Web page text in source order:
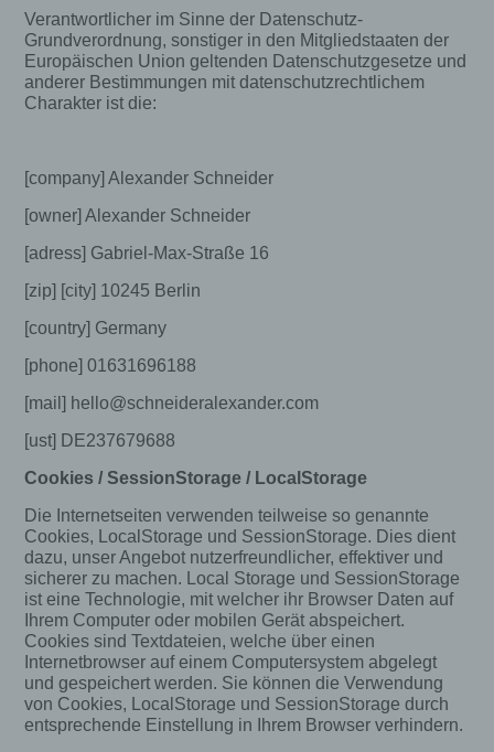
Verantwortlicher im Sinne der Datenschutz-
Grundverordnung, sonstiger in den Mitgliedstaaten der
Europäischen Union geltenden Datenschutzgesetze und
anderer Bestimmungen mit datenschutzrechtlichem
Charakter ist die:
[company] Alexander Schneider
[owner] Alexander Schneider
[adress] Gabriel-Max-Straße 16
[zip] [city] 10245 Berlin
[country] Germany
[phone] 01631696188
[mail] hello@schneideralexander.com
[ust] DE237679688
Cookies / SessionStorage / LocalStorage
Die Internetseiten verwenden teilweise so genannte
Cookies, LocalStorage und SessionStorage. Dies dient
dazu, unser Angebot nutzerfreundlicher, effektiver und
sicherer zu machen. Local Storage und SessionStorage
ist eine Technologie, mit welcher ihr Browser Daten auf
Ihrem Computer oder mobilen Gerät abspeichert.
Cookies sind Textdateien, welche über einen
Internetbrowser auf einem Computersystem abgelegt
und gespeichert werden. Sie können die Verwendung
von Cookies, LocalStorage und SessionStorage durch
entsprechende Einstellung in Ihrem Browser verhindern.